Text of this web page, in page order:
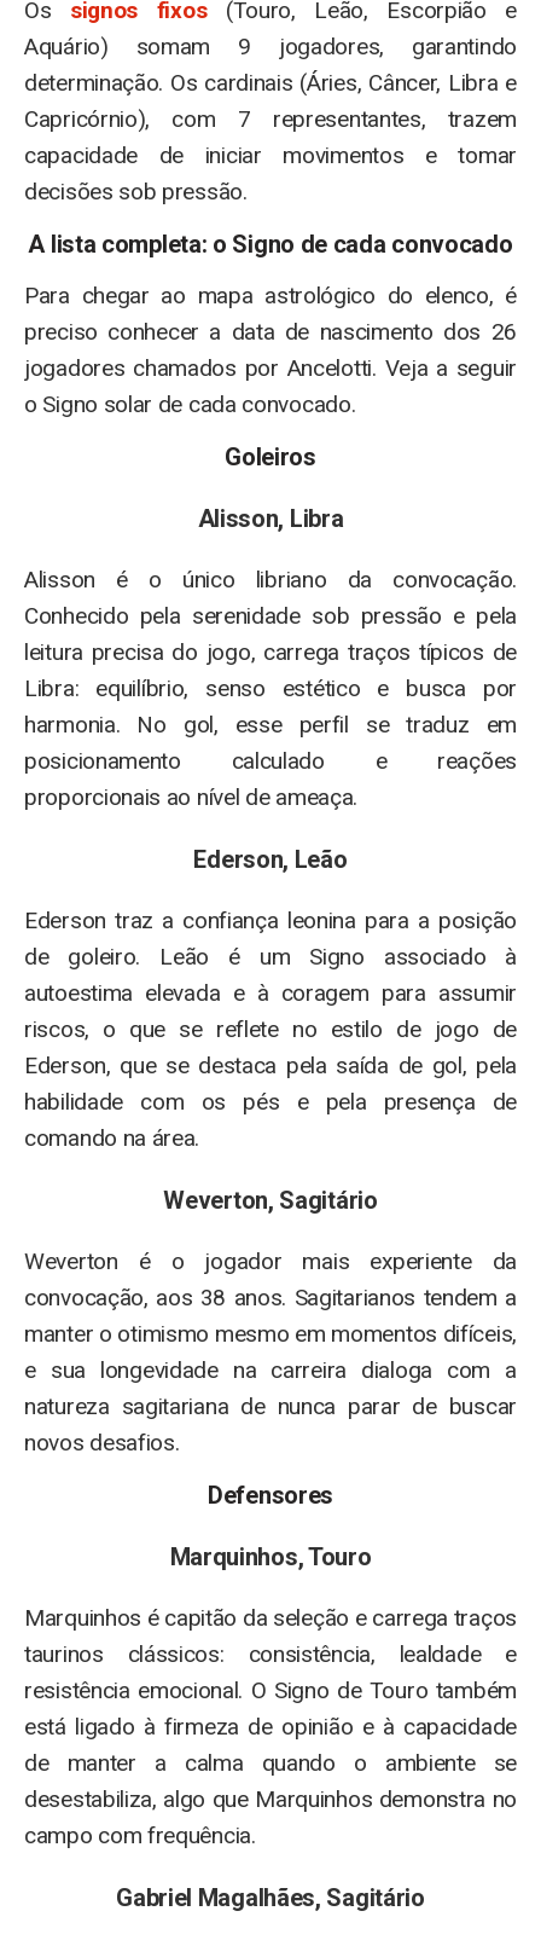
Os signos fixos(Touro, Leão, Escorpião e
Aquário) somam 9 jogadores, garantindo
determinação. Os cardinais (Áries, Câncer, Libra e
Capricórnio), com 7 representantes, trazem
capacidade de iniciar movimentos e tomar
decisões sob pressão.
A lista completa: o Signo de cada convocado
Para chegar ao mapa astrológico do elenco, é
preciso conhecer a data de nascimento dos 26
jogadores chamados por Ancelotti. Veja a seguir
o Signo solar de cada convocado.
Goleiros
Alisson, Libra
Alisson é o único libriano da convocação.
Conhecido pela serenidade sob pressão e pela
leitura precisa do jogo, carrega traços típicos de
Libra: equilíbrio, senso estético e busca por
harmonia. No gol, esse perfil se traduz em
posicionamento calculado e reações
proporcionais ao nível de ameaça.
Ederson, Leão
Ederson traz a confiança leonina para a posição
de goleiro. Leão é um Signo associado à
autoestima elevada e à coragem para assumir
riscos, o que se reflete no estilo de jogo de
Ederson, que se destaca pela saída de gol, pela
habilidade com os pés e pela presença de
comando na área.
Weverton, Sagitário
Weverton é o jogador mais experiente da
convocação, aos 38 anos. Sagitarianos tendem a
manter o otimismo mesmo em momentos difíceis,
e sua longevidade na carreira dialoga com a
natureza sagitariana de nunca parar de buscar
novos desafios.
Defensores
Marquinhos, Touro
Marquinhos é capitão da seleção e carrega traços
taurinos clássicos: consistência, lealdade e
resistência emocional. O Signo de Touro também
está ligado à firmeza de opinião e à capacidade
de manter a calma quando o ambiente se
desestabiliza, algo que Marquinhos demonstra no
campo com frequência.
Gabriel Magalhães, Sagitário